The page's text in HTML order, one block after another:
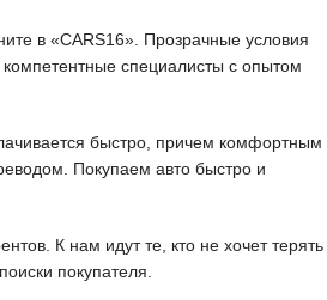
в «CARS16». Прозрачные условия
компетентные специалисты с опытом
быстро, причем комфортным
Покупаем авто быстро и
К нам идут те, кто не хочет терять
покупателя.